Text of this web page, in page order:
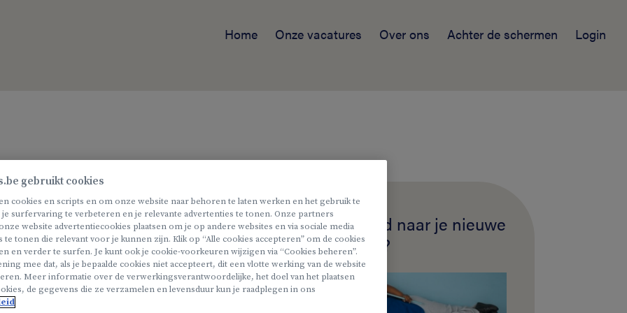
Home Onze vacatures Over ons Achter de schermen Login
Benieuwd naar je nieuwe
collega's?
gebruikt cookies
cookies en scripts en om onze website naar behoren te laten werken en het gebruik te
je surfervaring te verbeteren en je relevante advertenties te tonen. Onze partners
website advertentiecookies plaatsen om je op andere websites en via sociale media
te tonen die relevant voor je kunnen zijn. Klik op “Alle cookies accepteren” om de cookies
en verder te surfen. Je kunt ook je cookie-voorkeuren wijzigen via “Cookies beheren”.
mee dat, als je bepaalde cookies niet accepteert, dit een vlotte werking van de website
Meer informatie over de verwerkingsverantwoordelijke, het doel van het plaatsen
de gegevens die ze verzamelen en levensduur kun je raadplegen in ons